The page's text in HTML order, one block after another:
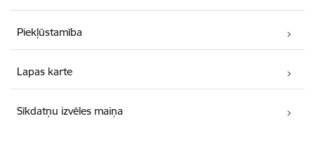
Piekļūstamība
Lapas karte
Sīkdatņu izvēles maiņa